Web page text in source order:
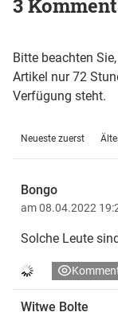
3
Bitte beachten
Artikel nur 72
Verfügung steht.
Neueste zuerst
Bongo
am 08.04.2022
Solche Leute
Witwe Bolte